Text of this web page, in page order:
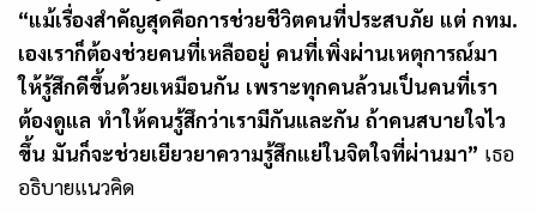
“แม้เรื่องสำคัญสุดคือการช่วยชีวิตคนที่ประสบภัย แต่ กทม.
เองเราก็ต้องช่วยคนที่เหลืออยู่ คนที่เพิ่งผ่านเหตุการณ์มา
ให้รู้สึกดีขึ้นด้วยเหมือนกัน เพราะทุกคนล้วนเป็นคนที่เรา
ต้องดูแล ทำให้คนรู้สึกว่าเรามีกันและกัน ถ้าคนสบายใจไว
ขึ้น มันก็จะช่วยเยียวยาความรู้สึกแย่ในจิตใจที่ผ่านมา” เธอ
อธิบายแนวคิด